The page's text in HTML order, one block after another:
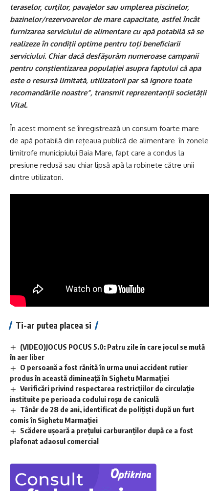
teraselor, curţilor, pavajelor sau umplerea piscinelor,
bazinelor/rezervoarelor de mare capacitate, astfel încât
furnizarea serviciului de alimentare cu apă potabilă să se
realizeze în condiții optime pentru toți beneficiarii
serviciului. Chiar dacă desfășurăm numeroase campanii
pentru conștientizarea populației asupra faptului că apa
este o resursă limitată, utilizatorii par să ignore toate
recomandările noastre”, transmit reprezentanții societății
Vital.
În acest moment se înregistrează un consum foarte mare
de apă potabilă din rețeaua publică de alimentare în zonele
limitrofe municipiului Baia Mare, fapt care a condus la
presiune redusă sau chiar lipsă apă la robinete către unii
dintre utilizatori.
Ti-ar putea placea si
(VIDEO)JOCUS POCUS 5.0: Patru zile în care jocul se mută
în aer liber
O persoană a fost rănită în urma unui accident rutier
produs în această dimineață în Sighetu Marmației
Verificări privind respectarea restricțiilor de circulație
instituite pe perioada codului roșu de caniculă
Tânăr de 28 de ani, identificat de polițiști după un furt
comis în Sighetu Marmației
Scădere ușoară a prețului carburanților după ce a fost
plafonat adaosul comercial